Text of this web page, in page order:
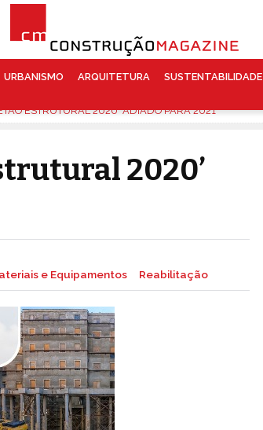
URBANISMO ARQUITETURA
SUSTENTABILIDADE
ESTRUTURAL 2020’ ADIADO PARA 2021
2020’
e Equipamentos Reabilitação